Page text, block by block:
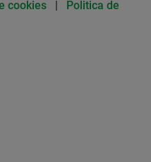
cookies | Politica de